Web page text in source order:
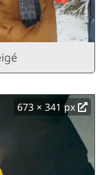
673 × 341 px